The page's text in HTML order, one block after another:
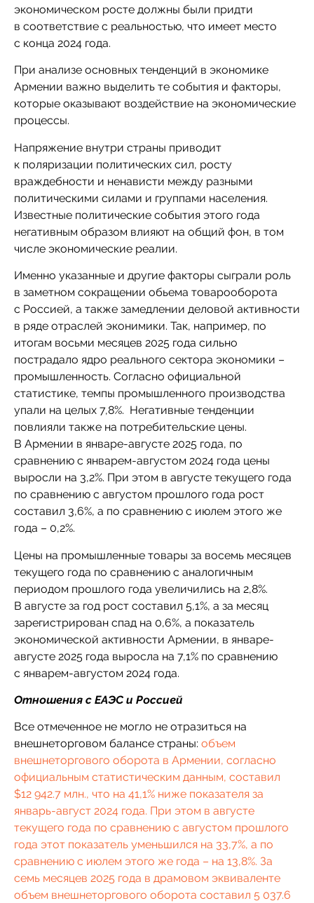
экономическом росте должны были придти
в соответствие с реальностью, что имеет место
с конца 2024 года.
При анализе основных тенденций в экономике
Армении важно выделить те события и факторы,
которые оказывают воздействие на экономические
процессы.
Напряжение внутри страны приводит
к поляризации политических сил, росту
враждебности и ненависти между разными
политическими силами и группами населения.
Известные политические события этого года
негативным образом влияют на общий фон, в том
числе экономические реалии.
Именно указанные и другие факторы сыграли роль
в заметном сокращении обьема товарооборота
с Россией, а также замедлении деловой активности
в ряде отраслей эконимики. Так, например, по
итогам восьми месяцев 2025 года сильно
пострадало ядро реального сектора экономики –
промышленность. Согласно официальной
статистике, темпы промышленного производства
упали на целых 7,8%. Негативные тенденции
повлияли также на потребительские цены.
В Армении в январе-августе 2025 года, по
сравнению с январем-августом 2024 года цены
выросли на 3,2%. При этом в августе текущего года
по сравнению с августом прошлого года рост
составил 3,6%, а по сравнению с июлем этого же
года – 0,2%.
Цены на промышленные товары за восемь месяцев
текущего года по сравнению с аналогичным
периодом прошлого года увеличились на 2,8%.
В августе за год рост составил 5,1%, а за месяц
зарегистрирован спад на 0,6%, а показатель
экономической активности Армении, в январе-
августе 2025 года выросла на 7,1% по сравнению
с январем-августом 2024 года.
Отношения с ЕАЭС и Россией
Все отмеченное не могло не отразиться на
внешнеторговом балансе страны: объем
внешнеторгового оборота в Армении, согласно
официальным статистическим данным, составил
$12 942.7 млн., что на 41,1% ниже показателя за
январь-август 2024 года. При этом в августе
текущего года по сравнению с августом прошлого
года этот показатель уменьшился на 33,7%, а по
сравнению с июлем этого же года – на 13,8%. За
семь месяцев 2025 года в драмовом эквиваленте
объем внешнеторгового оборота составил 5 037.6